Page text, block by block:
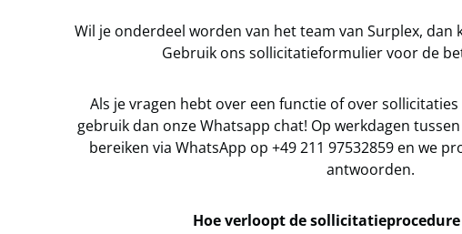
Wil je onderdeel worden van het team van Surplex, dan
Gebruik ons sollicitatieformulier voor de
Als je vragen hebt over een functie of over
gebruik dan onze Whatsapp chat! Op werkdagen
bereiken via WhatsApp op +49 211 97532859 en we
antwoorden.
Hoe verloopt de